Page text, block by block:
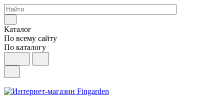
Каталог
По всему сайту
По каталогу